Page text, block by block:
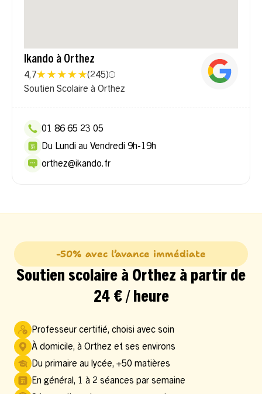
Ikando à Orthez
4,7 (245)
Soutien Scolaire à Orthez
01 86 65 23 05
Du Lundi au Vendredi 9h-19h
orthez@ikando.fr
-50% avec l’avance immédiate
Soutien scolaire à Orthez à partir de
24 € / heure
Professeur certifié, choisi avec soin
À domicile, à Orthez et ses environs
Du primaire au lycée, +50 matières
En général, 1 à 2 séances par semaine